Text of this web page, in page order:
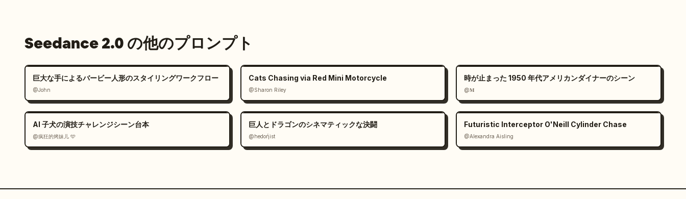
Seedance 2.0 の他のプロンプト
巨大な手によるバービー人形のスタイリングワークフロー
@John
Cats Chasing via Red Mini Motorcycle
@Sharon Riley
時が止まった 1950 年代アメリカンダイナーのシーン
@𝐌
AI 子犬の演技チャレンジシーン台本
@疯狂的烤妹儿 🩵
巨人とドラゴンのシネマティックな決闘
@hedoήist
Futuristic Interceptor O'Neill Cylinder Chase
@Alexandra Aisling